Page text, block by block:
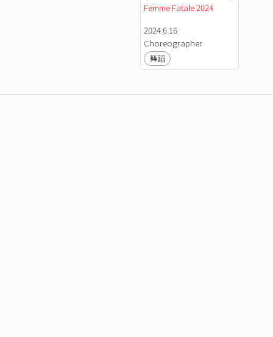
Femme Fatale 2024
2024.6.16
Choreographer
舞蹈